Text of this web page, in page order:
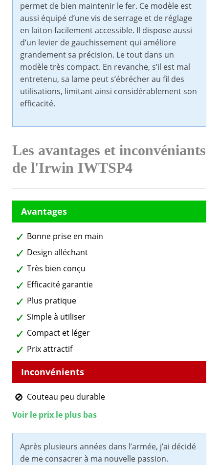
permet de bien maintenir le fer. Ce modèle est
aussi équipé d’une vis de serrage et de réglage
en laiton facilement accessible. Il dispose aussi
d’un levier de gauchissement qui améliore
grandement sa précision. Le tout dans un
modèle très compact. En revanche, s’il est mal
entretenu, sa lame peut s’ébrécher au fil des
utilisations, limitant ainsi considérablement son
efficacité.
Les avantages et inconvéniants
de l'Irwin IWTSP4
Bonne prise en main
Design alléchant
Très bien conçu
Efficacité garantie
Plus pratique
Simple à utiliser
Compact et léger
Prix attractif
Couteau peu durable
Voir le prix le plus bas
Après plusieurs années dans l’armée, j’ai décidé
de me consacrer à ma nouvelle passion.